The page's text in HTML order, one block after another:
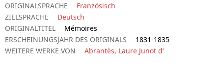
ORIGINALSPRACHE
Französisch
ZIELSPRACHE
Deutsch
ORIGINALTITEL
Mémoires
ERSCHEINUNGSJAHR DES ORIGINALS
1831-1835
WEITERE WERKE VON
Abrantès, Laure Junot d‘